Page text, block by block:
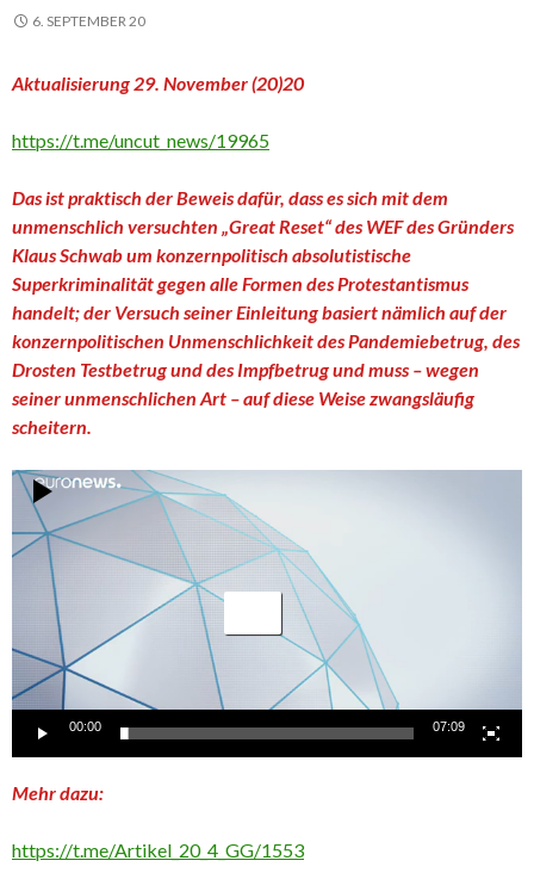
6. SEPTEMBER 20
Aktualisierung 29. November (20)20
https://t.me/uncut_news/19965
Das ist praktisch der Beweis dafür, dass es sich mit dem
unmenschlich versuchten „Great Reset“ des WEF des Gründers
Klaus Schwab um konzernpolitisch absolutistische
Superkriminalität gegen alle Formen des Protestantismus
handelt; der Versuch seiner Einleitung basiert nämlich auf der
konzernpolitischen Unmenschlichkeit des Pandemiebetrug, des
Drosten Testbetrug und des Impfbetrug und muss – wegen
seiner unmenschlichen Art – auf diese Weise zwangsläufig
scheitern.
Video-
Player
00:00 07:09
Mehr dazu:
https://t.me/Artikel_20_4_GG/1553